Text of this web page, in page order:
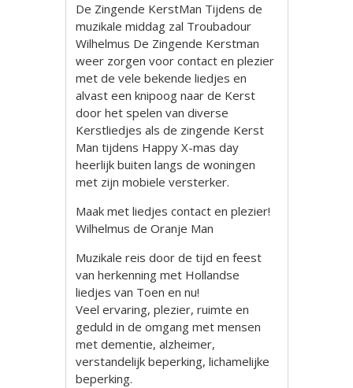
De Zingende KerstMan Tijdens de
muzikale middag zal Troubadour
Wilhelmus De Zingende Kerstman
weer zorgen voor contact en plezier
met de vele bekende liedjes en
alvast een knipoog naar de Kerst
door het spelen van diverse
Kerstliedjes als de zingende Kerst
Man tijdens Happy X-mas day
heerlijk buiten langs de woningen
met zijn mobiele versterker.
Maak met liedjes contact en plezier!
Wilhelmus de Oranje Man
Muzikale reis door de tijd en feest
van herkenning met Hollandse
liedjes van Toen en nu!
Veel ervaring, plezier, ruimte en
geduld in de omgang met mensen
met dementie, alzheimer,
verstandelijk beperking, lichamelijke
beperking.